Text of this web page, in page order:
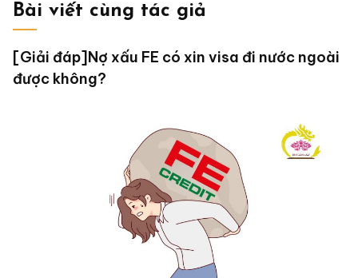
Bài viết cùng tác giả
[Giải đáp]Nợ xấu FE có xin visa đi nước ngoài
được không?